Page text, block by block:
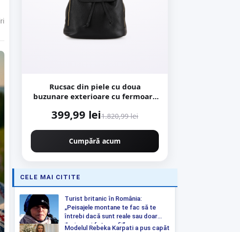
Rucsac din piele cu doua
buzunare exterioare cu fermoar -
399,99 lei1.820,99 lei
Cumpără acum
CELE MAI CITITE
Turist britanic în România:
„Peisajele montane te fac să te
întrebi dacă sunt reale sau doar
iluzia unei fotografii”
Modelul Rebeka Karpati a pus capăt